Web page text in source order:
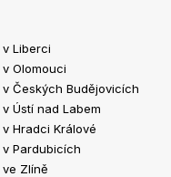
Liberci
Olomouci
Českých Budějovicích
Ústí nad Labem
Hradci Králové
Pardubicích
Zlíně